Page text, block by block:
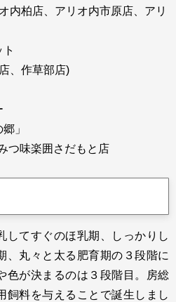
内柏店、アリオ内市原店、アリ
、作草部店)
」
つ味楽囲さだもと店
してすぐのほ乳期、しっかりし
、丸々と太る肥育期の３段階に
色が決まるのは３段階目。房総
飼料を与えることで誕生しまし